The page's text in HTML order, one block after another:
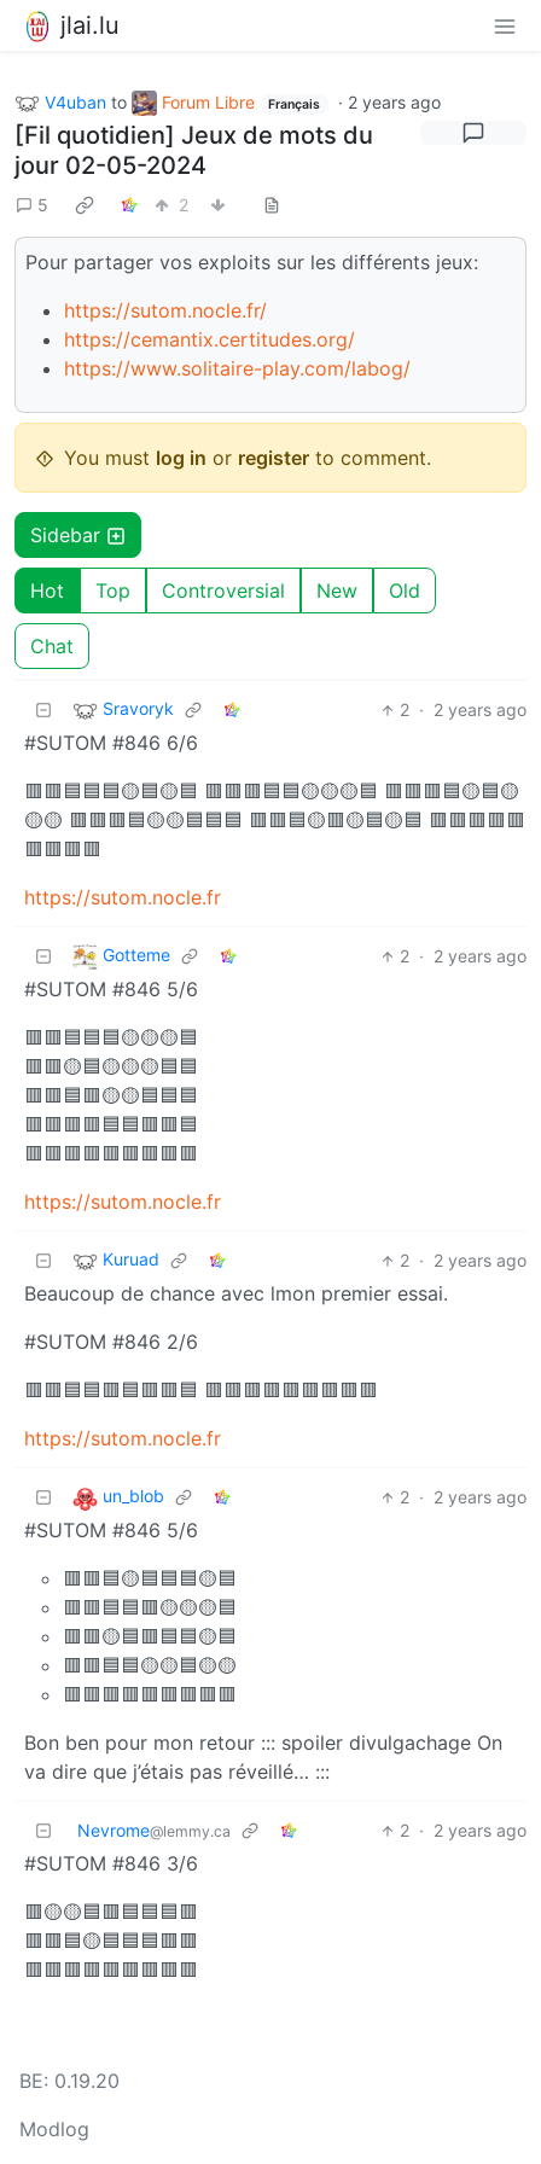
jlai.lu
V4uban to Forum Libre Français · 2 years ago
[Fil quotidien] Jeux de mots du
jour 02-05-2024
5 2
Pour partager vos exploits sur les différents jeux:
https://sutom.nocle.fr/
https://cemantix.certitudes.org/
https://www.solitaire-play.com/labog/
You must log in or register to comment.
Sidebar
Hot Top Controversial New Old
Chat
Sravoryk 2 · 2 years ago
#SUTOM #846 6/6
🟥🟥🟦🟦🟦🟡🟦🟡🟦 🟥🟥🟥🟦🟦🟡🟡🟡🟦 🟥🟥🟥🟦🟡🟦🟡
🟡🟡 🟥🟥🟥🟦🟡🟡🟦🟦🟦 🟥🟥🟦🟡🟥🟡🟦🟡🟦 🟥🟥🟥🟥🟥
🟥🟥🟥🟥
https://sutom.nocle.fr
Gotteme 2 · 2 years ago
#SUTOM #846 5/6
🟥🟥🟦🟦🟦🟡🟡🟡🟦
🟥🟥🟡🟦🟡🟡🟡🟦🟦
🟥🟥🟦🟥🟡🟡🟦🟦🟦
🟥🟥🟥🟥🟦🟦🟥🟥🟦
🟥🟥🟥🟥🟥🟥🟥🟥🟥
https://sutom.nocle.fr
Kuruad 2 · 2 years ago
Beaucoup de chance avec lmon premier essai.
#SUTOM #846 2/6
🟥🟥🟦🟦🟥🟦🟥🟥🟦 🟥🟥🟥🟥🟥🟥🟥🟥🟥
https://sutom.nocle.fr
un_blob 2 · 2 years ago
#SUTOM #846 5/6
🟥🟥🟦🟡🟦🟦🟦🟡🟦
🟥🟥🟦🟦🟥🟡🟡🟡🟦
🟥🟥🟡🟦🟥🟦🟦🟡🟦
🟥🟥🟦🟦🟡🟡🟦🟡🟡
🟥🟥🟥🟥🟥🟥🟥🟥🟥
Bon ben pour mon retour ::: spoiler divulgachage On
va dire que j’étais pas réveillé… :::
Nevrome@lemmy.ca 2 · 2 years ago
#SUTOM #846 3/6
🟥🟡🟡🟦🟥🟦🟦🟦🟥
🟥🟥🟦🟡🟦🟦🟦🟥🟥
🟥🟥🟥🟥🟥🟥🟥🟥🟥
BE: 0.19.20
Modlog